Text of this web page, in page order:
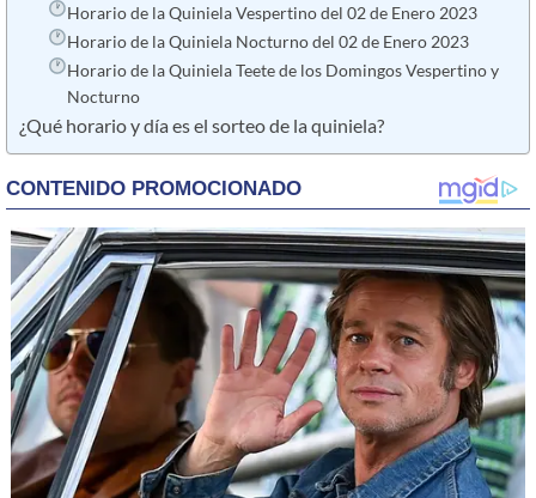
Horario de la Quiniela Vespertino del 02 de Enero 2023
Horario de la Quiniela Nocturno del 02 de Enero 2023
Horario de la Quiniela Teete de los Domingos Vespertino y
Nocturno
¿Qué horario y día es el sorteo de la quiniela?